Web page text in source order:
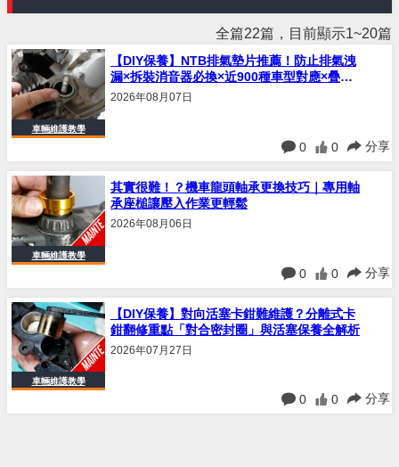
全篇22篇，目前顯示1~20篇
車輛維護教學
【DIY保養】NTB排氣墊片推薦！防止排氣洩
漏×拆裝消音器必換×近900種車型對應×疊層/
鋼纖維/平面式5種類型
2026年08月07日
0 0 分享
車輛維護教學
其實很難！？機車龍頭軸承更換技巧｜專用軸
承座槌讓壓入作業更輕鬆
2026年08月06日
0 0 分享
車輛維護教學
【DIY保養】對向活塞卡鉗難維護？分離式卡
鉗翻修重點「對合密封圈」與活塞保養全解析
2026年07月27日
0 0 分享